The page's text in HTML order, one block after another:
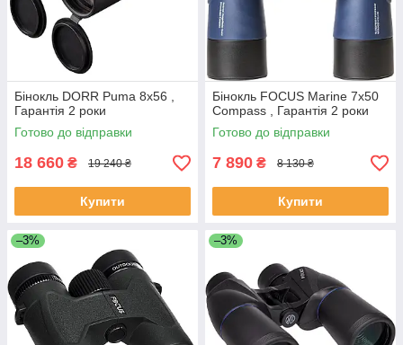
Бінокль DORR Puma 8x56 ,
Гарантія 2 роки
Готово до відправки
18 660 ₴ 19 240 ₴
Купити
Бінокль FOCUS Marine 7x50
Compass , Гарантія 2 роки
Готово до відправки
7 890 ₴ 8 130 ₴
Купити
–3% –3%